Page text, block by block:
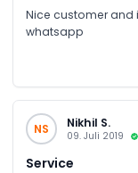
Nice customer and
whatsapp
NS Nikhil S.
09. Juli 2019
Service